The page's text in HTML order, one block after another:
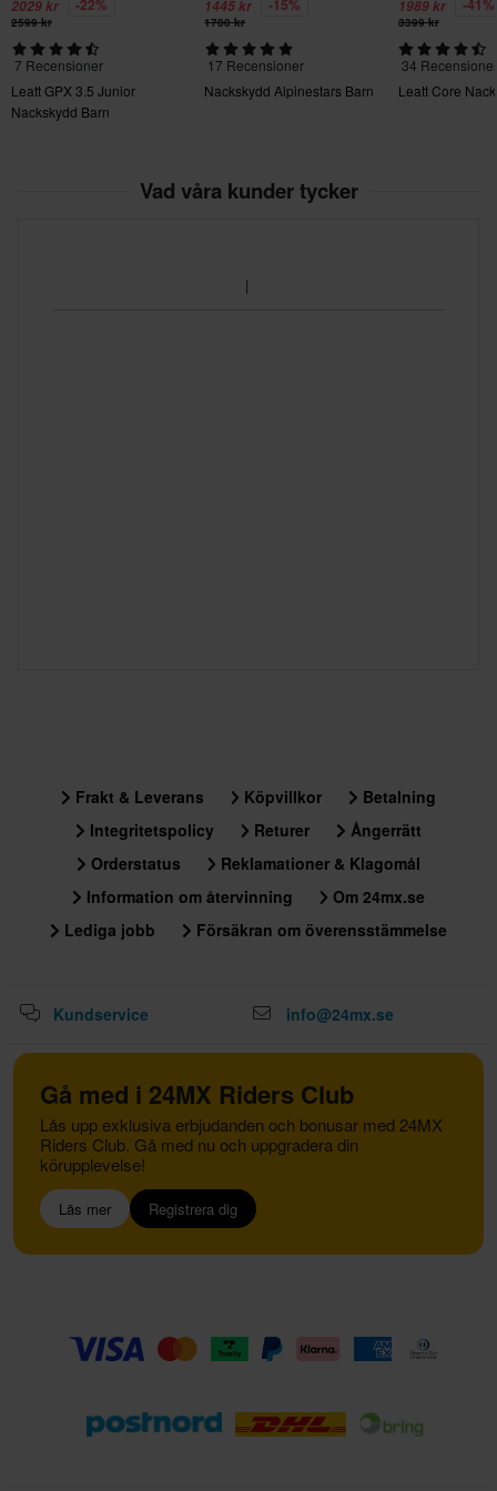
• Formsprutad, hållbar och lättrengjord skumvaddering
• CE-testad och certifierad enligt PPE-förordningen (EU)
2016/425
• Vikt: Från 780g (1.72lbs)
2029 kr -22%
2599 kr
7 Recensioner
Leatt GPX 3.5 Junior
Nackskydd Barn
1445 kr -15%
1700 kr
17 Recensioner
Nackskydd Alpinestars Barn
1989 kr -41%
3399 kr
34 Recensioner
Leatt Core
Vad våra kunder tycker
Frakt & Leverans Köpvillkor
Betalning
Integritetspolicy
Returer
Ångerrätt
Orderstatus
Reklamationer & Klagomål
Information om återvinning
Om 24mx.se
Lediga jobb
Försäkran om överensstämmelse
Kundservice info@24mx.se
Gå med i 24MX Riders Club
Lås upp exklusiva erbjudanden och bonusar med 24MX
Riders Club. Gå med nu och uppgradera din
körupplevelse!
Läs mer Registrera dig